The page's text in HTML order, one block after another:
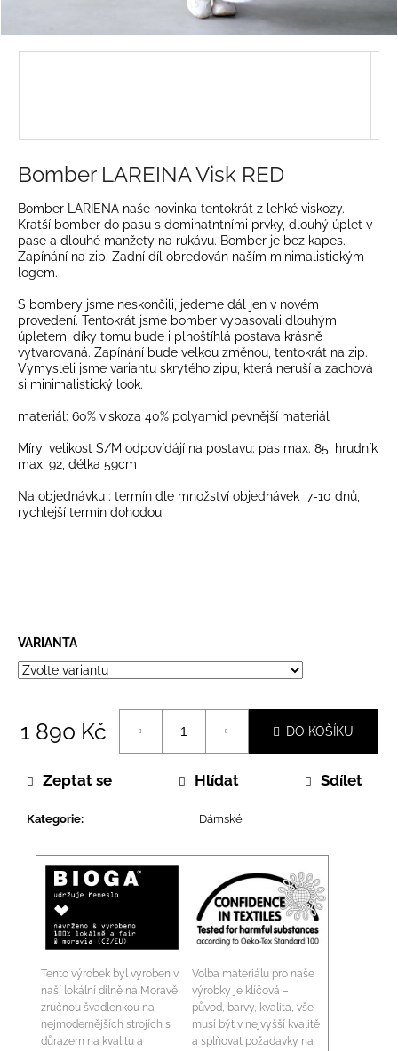
Bomber LAREINA Visk RED
Bomber LARIENA naše novinka tentokrát z lehké viskozy.
Kratší bomber do pasu s dominatntními prvky, dlouhý úplet v
pase a dlouhé manžety na rukávu. Bomber je bez kapes.
Zapínání na zip. Zadní díl obredován naším minimalistickým
logem.
S bombery jsme neskončili, jedeme dál jen v novém
provedení. Tentokrát jsme bomber vypasovali dlouhým
úpletem, díky tomu bude i plnoštíhlá postava krásně
vytvarovaná. Zapínání bude velkou změnou, tentokrát na zip.
Vymysleli jsme variantu skrytého zipu, která neruší a zachová
si minimalistický look.
materiál: 60% viskoza 40% polyamid pevnější materiál
Míry: velikost S/M odpovídájí na postavu: pas max. 85, hrudník
max. 92, délka 59cm
Na objednávku : termín dle množství objednávek 7-10 dnů,
rychlejší termín dohodou
VARIANTA
1 890 Kč
cena:
DO KOŠÍKU
Kategorie: Dámské
Zeptat se Hlídat Sdílet
Tento výrobek byl vyroben v
naší lokální dílně na Moravě
zručnou švadlenkou na
nejmodernějších strojích s
důrazem na kvalitu a
Volba materiálu pro naše
výrobky je klíčová –
původ, barvy, kvalita, vše
musí být v nejvyšší kvalitě
a splňovat požadavky na
j
HLEDAT
D
o
p
o
r
u
u
j
e
e